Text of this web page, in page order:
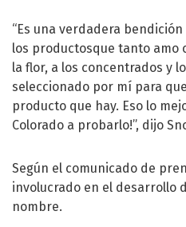
“Es una verdadera
los productosque tanto amo
la flor, a los concentrados y
seleccionado por mí para
producto que hay. Eso lo
Colorado a probarlo!”, dijo
Según el comunicado de
involucrado en el desarrollo
nombre.